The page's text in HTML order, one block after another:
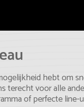
hebt om
terecht voor alle
of perfecte line-